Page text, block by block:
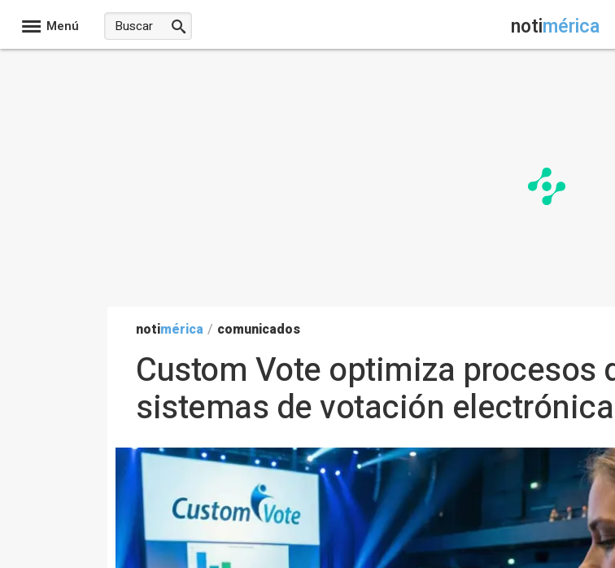
Menú notimérica
notimérica / comunicados
Custom Vote optimiza procesos
sistemas de votación